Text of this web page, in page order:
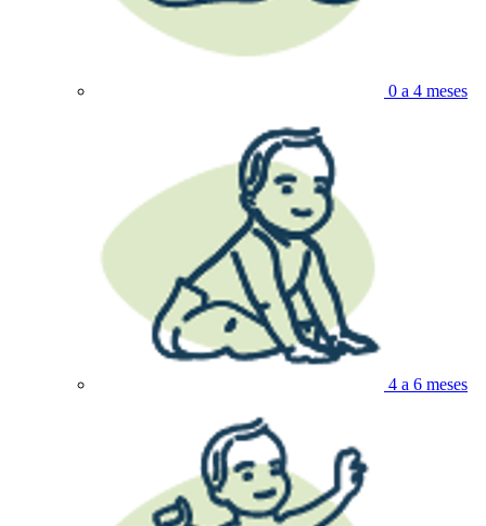
0 a 4 meses
4 a 6 meses